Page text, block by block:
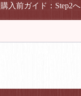
購入前ガイド：Step2へ